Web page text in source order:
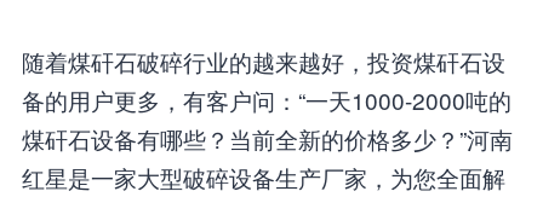
随着煤矸石破碎行业的越来越好，投资煤矸石设
备的用户更多，有客户问：“一天1000-2000吨的
煤矸石设备有哪些？当前全新的价格多少？”河南
红星是一家大型破碎设备生产厂家，为您全面解